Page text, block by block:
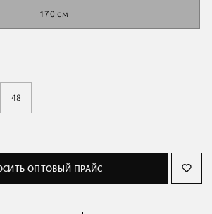
170 см
48
ОПТОВЫЙ ПРАЙС